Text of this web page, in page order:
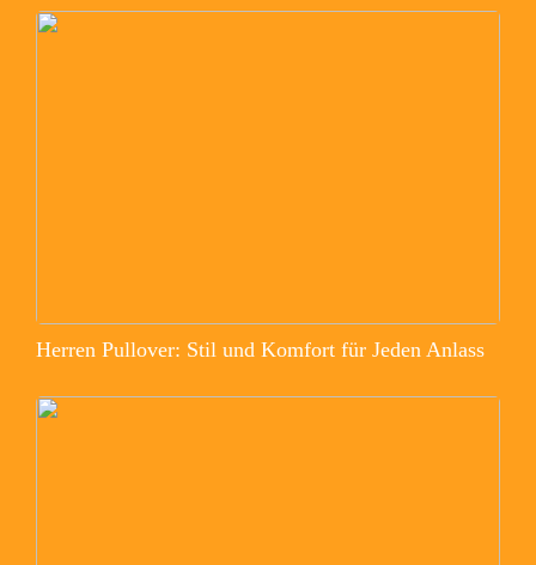
Herren Pullover: Stil und Komfort für Jeden Anlass